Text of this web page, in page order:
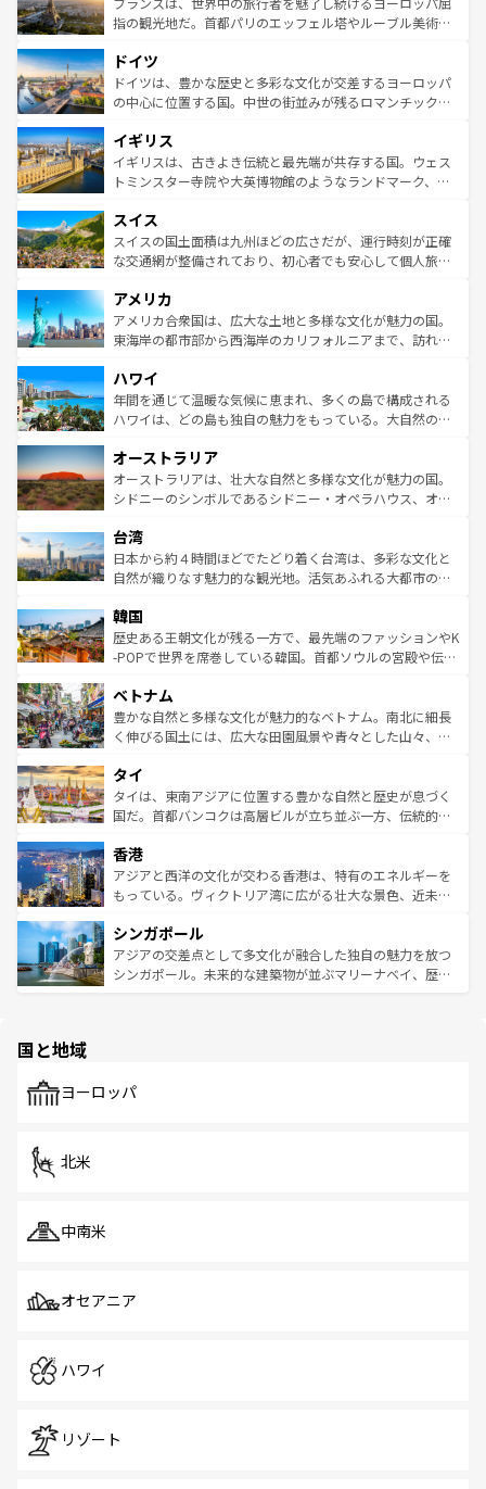
しい。
る。首都マドリードの洗練された雰囲気や、バルセロナの
の城塞都市、穏やかなビーチリゾートまで多彩な表情を見
せる。地方によって風土や気候が異なるスペインはその個
性で訪れる人を魅了する。 なお、新着のスペイン情報はコ
指の観光地だ。首都パリのエッフェル塔やルーブル美術館
で、幅広い魅力が詰まっている。華麗な宮殿、歴史的な大
聖堂、美しいビーチ、そして豊かな自然が、訪れる者を心
から魅了する。また、フランスは美食の国としても知ら
いる。シャンパンの発祥地であるランス、プロヴァンスの
香り高いラベンダー畑など、多彩な楽しみ方が可能だ。さ
らに、パリ以外の地域にも魅力が溢れており、どの街角に
れる地方に足を運ぶとそれぞれで全く異なる文化を体験で
きるだろう。 なお、新着のフランス情報はコンテンツ一覧
を参照してほしい。
ドイツ
ドイツは、豊かな歴史と多彩な文化が交差するヨーロッパ
の中心に位置する国。中世の街並みが残るロマンチック街
顔を持つこの国は、どこを歩いても飽きることがない。ベ
ルリンの文化的活気、バイエルン州のアルプスの絶景、そ
してライン川沿いのワイン畑といった風景は必見。ビール
は、お酒好きな人にはぜひ体験してほしい。 なお、新着の
ドイツ情報はコンテンツ一覧を参照してほしい。
イギリス
イギリスは、古きよき伝統と最先端が共存する国。ウェス
トミンスター寺院や大英博物館のようなランドマーク、歴
リアごとに異なる魅力がある。また、優雅なアフタヌーン
ティー、ビール好きにはたまらない英国パブ、サッカー観
戦など、本場だからこそできる体験も豊富。イギリスを旅
ンツ一覧を参照してほしい。
スイス
スイスの国土面積は九州ほどの広さだが、運行時刻が正確
な交通網が整備されており、初心者でも安心して個人旅行
の建物がそのまま残る町や、スイスならではのユニークな
博物館もあり、アルプス観光だけでなく町歩きも満喫する
ことができる。国民の所得が高いため物価も高いが、旅行
ば市内交通費無料で観光を楽しむこともできる。 なお、新
着のスイス情報はコンテンツ一覧 を参照してほしい。
アメリカ
アメリカ合衆国は、広大な土地と多様な文化が魅力の国。
東海岸の都市部から西海岸のカリフォルニアまで、訪れる
のような巨大都市は、観光、ショッピング、エンターテイ
ンメントが詰まった刺激的なスポットだ。一方、アメリカ
西部には大自然が広がり、グランドキャニオンやイエロー
部のニューオーリンズでは、音楽と美食が融合した独特の
文化が魅力。旅行者はアメリカの各地域で異なる魅力を楽
しみながら、その多様性と豊かな歴史を感じることができ
ならではの贅沢な旅のスタイルだ。 なお、新着のアメリカ
情報はコンテンツ一覧を参照してほしい。
ハワイ
年間を通じて温暖な気候に恵まれ、多くの島で構成される
ハワイは、どの島も独自の魅力をもっている。大自然の神
ワイ島は見逃せない。また、定番の観光地といえばオアフ
島だが、静かな自然を求めるならマウイ島やカウアイ島が
おすすめ。エメラルドグリーンに輝く海をはじめ、豊かな
れるおもてなしの心で訪れる人々を迎えてくれるハワイの
人々、おいしいローカルフードやハワイアンミュージッ
ク、伝統的なフラダンスなど、すべてがハワイの魅力を彩
ワイを、存分に味わってほしい。 なお、新着のハワイ情報
はコンテンツ一覧を参照してほしい。
オーストラリア
オーストラリアは、壮大な自然と多様な文化が魅力の国。
シドニーのシンボルであるシドニー・オペラハウス、オー
リアリーフや大陸中央部にそびえるウルル（エアーズロッ
ク）、タスマニアの美しい原生林やケアンズの熱帯雨林な
ど、見どころがたくさん。また、カフェやワイン、オージ
いる。アクティビティも充実しており、サーフィンやダイ
ビング、ハイキングなど、アウトドア好きにはたまらな
い。オーストラリアの多彩な魅力を存分に味わいつくそ
参照してほしい。
台湾
日本から約４時間ほどでたどり着く台湾は、多彩な文化と
自然が織りなす魅力的な観光地。活気あふれる大都市の台
ン）、静ひつな山岳地帯である台湾東部など、都市の喧騒
と山間の静けさが共存しており、訪れる人に新しい発見と
驚きをもたらしてくれる。また、奥深い台湾の食文化も魅
容にもいいと評判のスイーツなど、バラエティ豊かな料理
が味わえる。 なお、新着の台湾情報は コンテンツ一覧を参
照してほしい。
韓国
歴史ある王朝文化が残る一方で、最先端のファッションやK
-POPで世界を席巻している韓国。首都ソウルの宮殿や伝統
き、地方に足を延ばせば四季折々の自然美を楽しむことが
できる。そして、キムチや焼肉、絶品のストリートフード
まで、さまざまな韓国料理が待っている。夜には、韓国な
リティに包まれながら、韓国の多彩な魅力を心ゆくまで味
わってみてほしい。 なお、新着の韓国情報はコンテンツ一
覧を参照してほしい。
ベトナム
豊かな自然と多様な文化が魅力的なベトナム。南北に細長
く伸びる国土には、広大な田園風景や青々とした山々、世
急速な発展と共に伝統が息づく。ハノイの古い町並みやホ
ーチミン市のフランス統治時代の建物も、独特の雰囲気を
醸し出している。また、バラエティの豊かさとおいしさで
とつ。フォーやバインミー、ベトナムコーヒーなどは、ぜ
ひ現地で味わいたい。どの地域を訪れてもあたたかい人々
が旅行者を迎えてくれるので、きっと忘れられない旅にな
参照してほしい。
タイ
タイは、東南アジアに位置する豊かな自然と歴史が息づく
国だ。首都バンコクは高層ビルが立ち並ぶ一方、伝統的な
の活気が交差している。北部ではチェンマイなどの山岳地
帯で自然と触れ合い、南部ではプーケットやクラビの美し
いビーチでリゾート気分を楽しむことができる。タイ料理
激する。気候は一年中温暖で、どの季節にも異なる楽しみ
が待っている。親しみやすいタイの人々、仏教を中心とし
た文化、そして多様な観光資源が、訪れる旅人を魅了し続
香港
アジアと西洋の文化が交わる香港は、特有のエネルギーを
もっている。ヴィクトリア湾に広がる壮大な景色、近未来
み、どこを訪れても感動するはず。観光スポットが密集し
ており、効率よく見どころを回れるのも魅力。息をのむよ
うな絶景から文化的な体験まで、香港を存分に楽しみ尽く
シンガポール
アジアの交差点として多文化が融合した独自の魅力を放つ
シンガポール。未来的な建築物が並ぶマリーナベイ、歴史
で、ホーカーズは地元の風情を楽しめる外せないスポット
国と地域
ヨーロッパ
北米
中南米
オセアニア
ハワイ
リゾート